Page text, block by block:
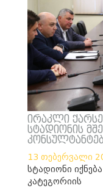
ირაკლი
სტადიონის
13 თებერვალი
სტადიონი
კატეგორიის